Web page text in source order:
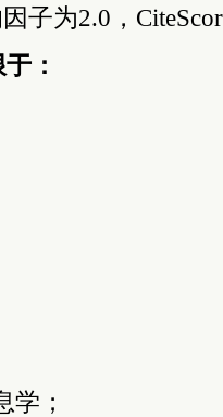
子为2.0，
：
学；